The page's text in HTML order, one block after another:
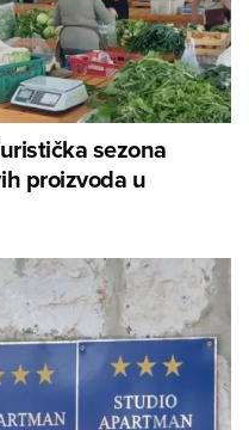
sezona
proizvoda u